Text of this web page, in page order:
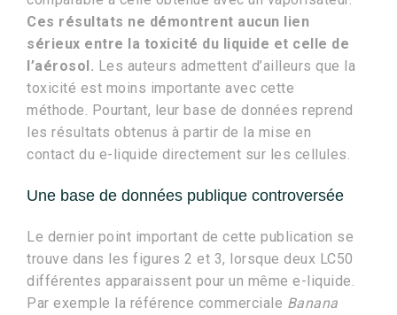
Ces résultats ne démontrent aucun lien
sérieux entre la toxicité du liquide et celle de
l’aérosol. Les auteurs admettent d’ailleurs que la
toxicité est moins importante avec cette
méthode. Pourtant, leur base de données reprend
les résultats obtenus à partir de la mise en
contact du e-liquide directement sur les cellules.
Une base de données publique controversée
Le dernier point important de cette publication se
trouve dans les figures 2 et 3, lorsque deux LC50
différentes apparaissent pour un même e-liquide.
Par exemple la référence commerciale Banana